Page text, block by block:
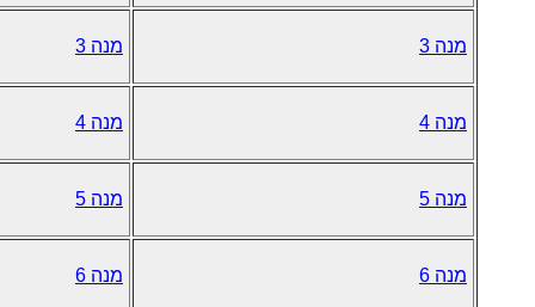
מנה 3 מנה 3
מנה 4 מנה 4
מנה 5 מנה 5
מנה 6 מנה 6